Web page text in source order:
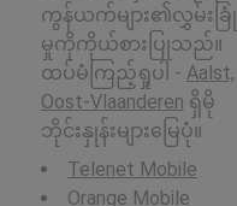
ကွန်ယက်များ၏လွှမ်းခြုံ
မှုကိုကိုယ်စားပြုသည်။
ထပ်မံကြည့်ရှုပါ - Aalst,
Oost-Vlaanderen ရှိမို
ဘိုင်းနှုန်းများမြေပုံ။
Telenet Mobile
Orange Mobile